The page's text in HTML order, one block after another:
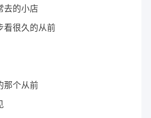
去的小店
看很久的从前
那个从前